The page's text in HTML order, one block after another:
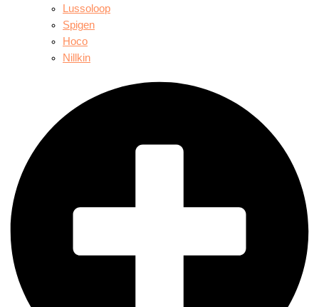
Lussoloop
Spigen
Hoco
Nillkin